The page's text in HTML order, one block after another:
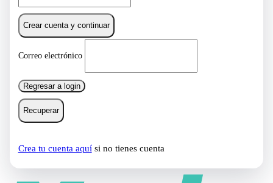
Crear cuenta y continuar
Correo electrónico
Regresar a login
Recuperar
Crea tu cuenta aquísi no tienes cuenta